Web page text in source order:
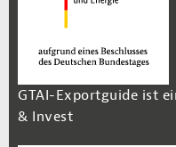
GTAI-Exportguide ist
& Invest